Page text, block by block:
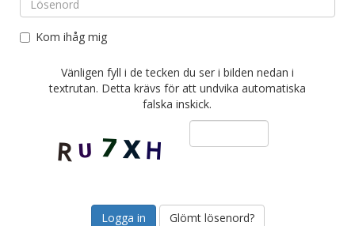
Kom ihåg mig
Vänligen fyll i de tecken du ser i bilden nedan i
textrutan. Detta krävs för att undvika automatiska
falska inskick.
Glömt lösenord?